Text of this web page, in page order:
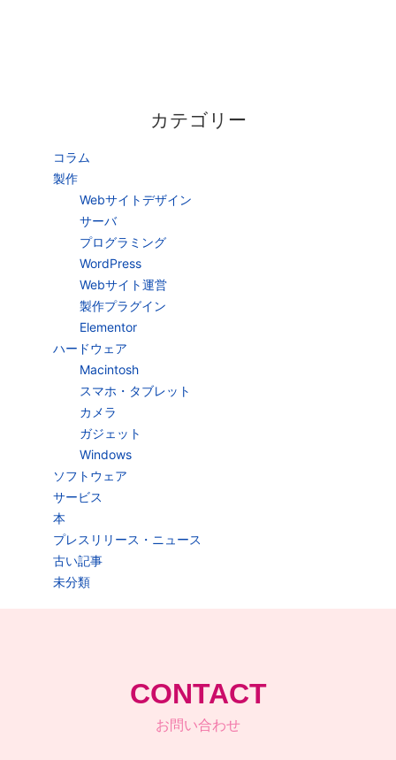
カテゴリー
コラム
製作
Webサイトデザイン
サーバ
プログラミング
WordPress
Webサイト運営
製作プラグイン
Elementor
ハードウェア
Macintosh
スマホ・タブレット
カメラ
ガジェット
Windows
ソフトウェア
サービス
本
プレスリリース・ニュース
古い記事
未分類
CONTACT
お問い合わせ